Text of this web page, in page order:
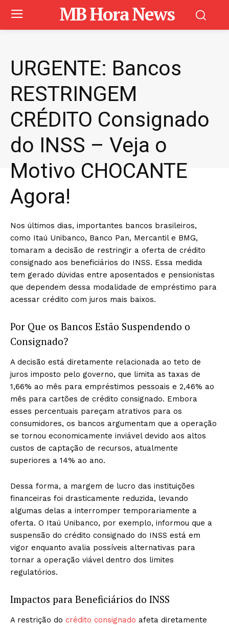
MB Hora News
URGENTE: Bancos
RESTRINGEM
CRÉDITO Consignado
do INSS – Veja o
Motivo CHOCANTE
Agora!
Nos últimos dias, importantes bancos brasileiros,
como Itaú Unibanco, Banco Pan, Mercantil e BMG,
tomaram a decisão de restringir a oferta de crédito
consignado aos beneficiários do INSS. Essa medida
tem gerado dúvidas entre aposentados e pensionistas
que dependem dessa modalidade de empréstimo para
acessar crédito com juros mais baixos.
Por Que os Bancos Estão Suspendendo o
Consignado?
A decisão está diretamente relacionada ao teto de
juros imposto pelo governo, que limita as taxas de
1,66% ao mês para empréstimos pessoais e 2,46% ao
mês para cartões de crédito consignado. Embora
esses percentuais pareçam atrativos para os
consumidores, os bancos argumentam que a operação
se tornou economicamente inviável devido aos altos
custos de captação de recursos, atualmente
superiores a 14% ao ano.
Dessa forma, a margem de lucro das instituições
financeiras foi drasticamente reduzida, levando
algumas delas a interromper temporariamente a
oferta. O Itaú Unibanco, por exemplo, informou que a
suspensão do crédito consignado do INSS está em
vigor enquanto avalia possíveis alternativas para
tornar a operação viável dentro dos limites
regulatórios.
Impactos para Beneficiários do INSS
A restrição do crédito consignado afeta diretamente